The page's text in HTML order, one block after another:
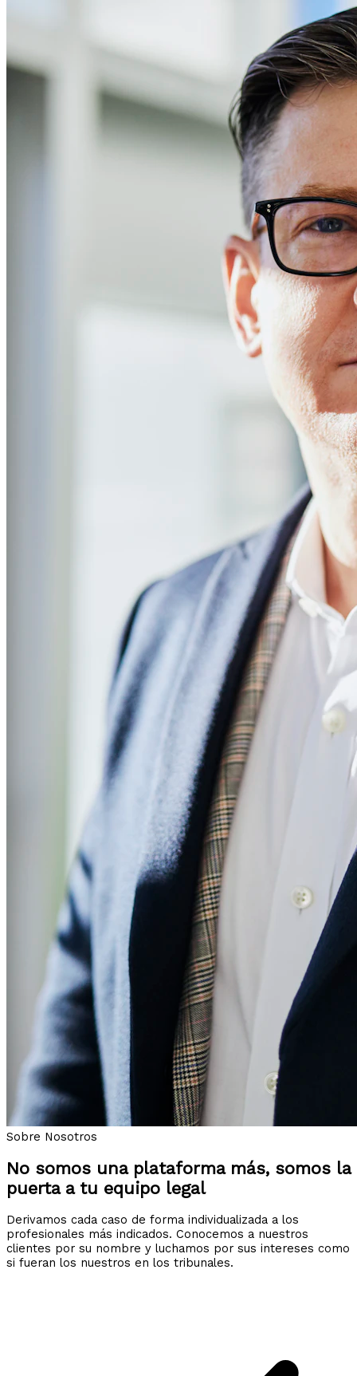
Sobre Nosotros
No somos una plataforma más, somos la
puerta a tu equipo legal
Derivamos cada caso de forma individualizada a los
profesionales más indicados. Conocemos a nuestros
clientes por su nombre y luchamos por sus intereses como
si fueran los nuestros en los tribunales.